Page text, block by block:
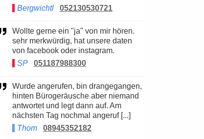
Bergwichtl
052130530721
Wollte gerne ein "ja" von mir hören.
sehr merkwürdig, hat unsere daten
von facebook oder instagram.
SP
051187988300
Wurde angerufen, bin drangegangen,
hinten Bürogeräusche aber niemand
antwortet und legt dann auf. Am
nächsten Tag nochmal angeruf [...]
Thom
08945352182